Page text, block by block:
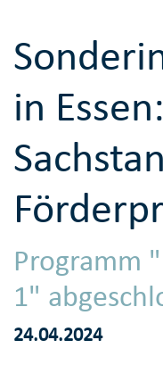
in
Programm
1"
24.04.2024